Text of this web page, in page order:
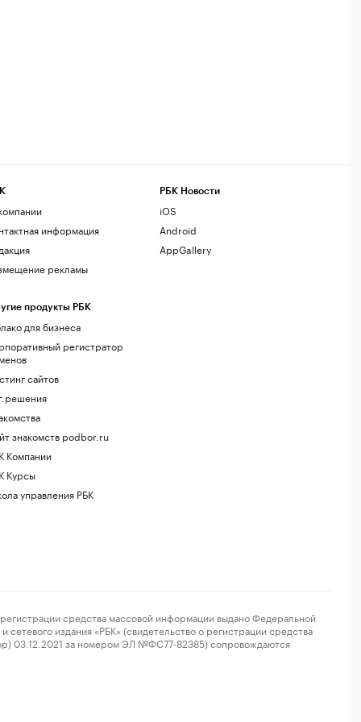
информация
рекламы
продукты РБК
для бизнеса
регистратор
сайтов
знакомств podbor.ru
Компании
Курсы
управления РБК
РБК Новости
iOS
Android
AppGallery
средства массовой информации выдано Федеральной
издания «РБК» (свидетельство о регистрации средства
03.12.2021 за номером ЭЛ №ФС77-82385) сопровождаются